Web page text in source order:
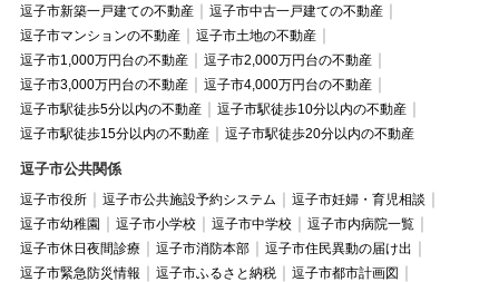
逗子市新築一戸建ての不動産
逗子市中古一戸建ての不動産
逗子市マンションの不動産
逗子市土地の不動産
逗子市1,000万円台の不動産
逗子市2,000万円台の不動産
逗子市3,000万円台の不動産
逗子市4,000万円台の不動産
逗子市駅徒歩5分以内の不動産
逗子市駅徒歩10分以内の不動産
逗子市駅徒歩15分以内の不動産
逗子市駅徒歩20分以内の不動産
逗子市公共関係
逗子市役所 逗子市公共施設予約システム
逗子市妊婦・育児相談
逗子市幼稚園
逗子市小学校 逗子市中学校
逗子市内病院一覧
逗子市休日夜間診療
逗子市消防本部
逗子市住民異動の届け出
逗子市緊急防災情報
逗子市ふるさと納税
逗子市都市計画図